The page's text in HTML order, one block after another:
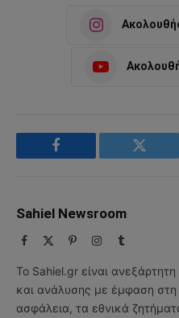
Facebook Twitter
Sahiel Newsroom
Facebook PinterestInstagram
Tumblr
Το Sahiel.gr είναι
και ανάλυσης με έμφαση στη
ασφάλεια, τα εθνικά